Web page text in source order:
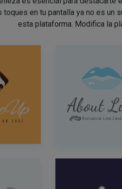
toques en tu pantalla ya no es un
esta plataforma. Modifica la